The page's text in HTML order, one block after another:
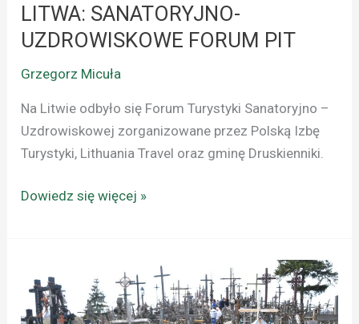
LITWA: SANATORYJNO-
UZDROWISKOWE FORUM PIT
Grzegorz Micuła
Na Litwie odbyło się Forum Turystyki Sanatoryjno –
Uzdrowiskowej zorganizowane przez Polską Izbę
Turystyki, Lithuania Travel oraz gminę Druskienniki.
LITWA:
SANATORYJNO-
FORUM
PIT
Dowiedz się więcej »
PIELGRZYMIE
SZLAKI